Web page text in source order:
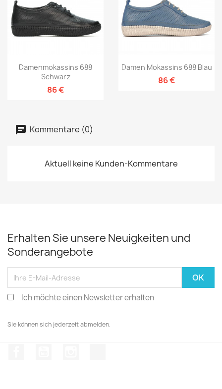
Damenmokassins 688
Schwarz
86 €
Damen Mokassins 688 Blau
86 €
Kommentare (0)
Aktuell keine Kunden-Kommentare
Erhalten Sie unsere Neuigkeiten und
Sonderangebote
Ich möchte einen Newsletter erhalten
Sie können sich jederzeit abmelden.